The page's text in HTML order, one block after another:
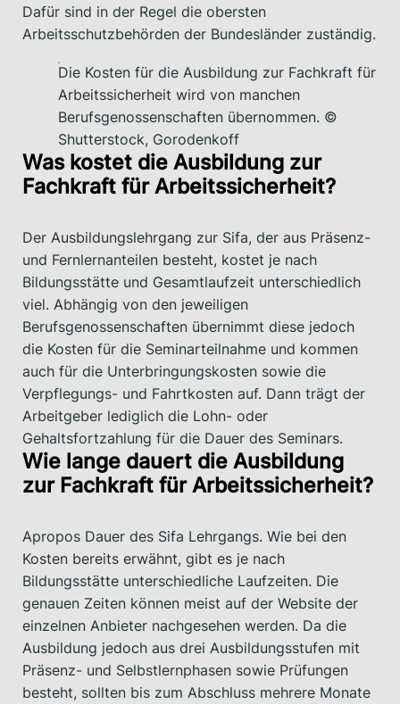
Dafür sind in der Regel die obersten
Arbeitsschutzbehörden der Bundesländer zuständig.
Die Kosten für die Ausbildung zur Fachkraft für
Arbeitssicherheit wird von manchen
Berufsgenossenschaften übernommen. ©
Shutterstock, Gorodenkoff
Was kostet die Ausbildung zur
Fachkraft für Arbeitssicherheit?
Der Ausbildungslehrgang zur Sifa, der aus Präsenz-
und Fernlernanteilen besteht, kostet je nach
Bildungsstätte und Gesamtlaufzeit unterschiedlich
viel. Abhängig von den jeweiligen
Berufsgenossenschaften übernimmt diese jedoch
die Kosten für die Seminarteilnahme und kommen
auch für die Unterbringungskosten sowie die
Verpflegungs- und Fahrtkosten auf. Dann trägt der
Arbeitgeber lediglich die Lohn- oder
Gehaltsfortzahlung für die Dauer des Seminars.
Wie lange dauert die Ausbildung
zur Fachkraft für Arbeitssicherheit?
Apropos Dauer des Sifa Lehrgangs. Wie bei den
Kosten bereits erwähnt, gibt es je nach
Bildungsstätte unterschiedliche Laufzeiten. Die
genauen Zeiten können meist auf der Website der
einzelnen Anbieter nachgesehen werden. Da die
Ausbildung jedoch aus drei Ausbildungsstufen mit
Präsenz- und Selbstlernphasen sowie Prüfungen
besteht, sollten bis zum Abschluss mehrere Monate